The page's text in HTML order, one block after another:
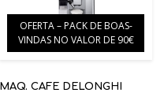
OFERTA – PACK DE BOAS-
VINDAS NO VALOR DE 90€
MAQ. CAFE DELONGHI